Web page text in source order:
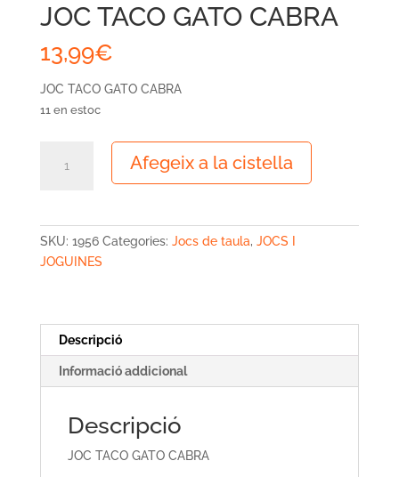
JOC TACO GATO CABRA
13,99€
JOC TACO GATO CABRA
11 en estoc
GATO
CABRA
Afegeix a la cistella
SKU: 1956 Categories: Jocs de taula, JOCS I
JOGUINES
Descripció
Informació addicional
Descripció
JOC TACO GATO CABRA